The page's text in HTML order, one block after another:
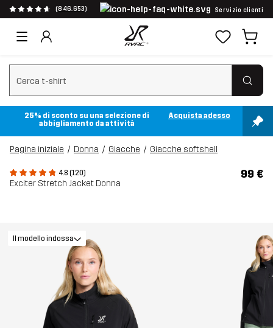
(846.653) Servizio clienti
Cancella ricerca
25% di sconto su una selezione di
abbigliamento da attività
Acquista adesso
Pagina iniziale Donna Giacche Giacche softshell
4.8 (120)
Exciter Stretch Jacket Donna
99 €
Il modello indossa